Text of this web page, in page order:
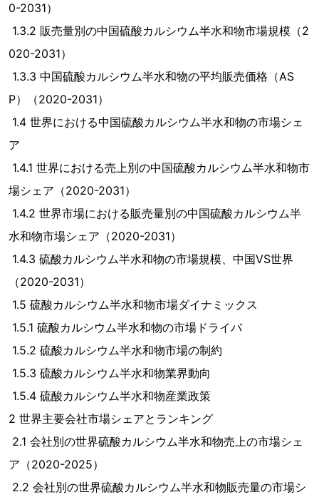
0-2031）
1.3.2 販売量別の中国硫酸カルシウム半水和物市場規模（2
020-2031）
1.3.3 中国硫酸カルシウム半水和物の平均販売価格（AS
P）（2020-2031）
1.4 世界における中国硫酸カルシウム半水和物の市場シェ
ア
1.4.1 世界における売上別の中国硫酸カルシウム半水和物市
場シェア（2020-2031）
1.4.2 世界市場における販売量別の中国硫酸カルシウム半
水和物市場シェア（2020-2031）
1.4.3 硫酸カルシウム半水和物の市場規模、中国VS世界
（2020-2031）
1.5 硫酸カルシウム半水和物市場ダイナミックス
1.5.1 硫酸カルシウム半水和物の市場ドライバ
1.5.2 硫酸カルシウム半水和物市場の制約
1.5.3 硫酸カルシウム半水和物業界動向
1.5.4 硫酸カルシウム半水和物産業政策
2 世界主要会社市場シェアとランキング
2.1 会社別の世界硫酸カルシウム半水和物売上の市場シェ
ア（2020-2025）
2.2 会社別の世界硫酸カルシウム半水和物販売量の市場シ